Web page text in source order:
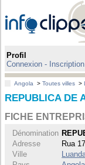
Profil
Connexion - Inscription
Angola >Toutes villes >
REPUBLICA DE
FICHE
Dénomination
Adresse
Rua
Ville